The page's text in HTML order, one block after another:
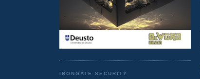
IRONGATE SECURITY